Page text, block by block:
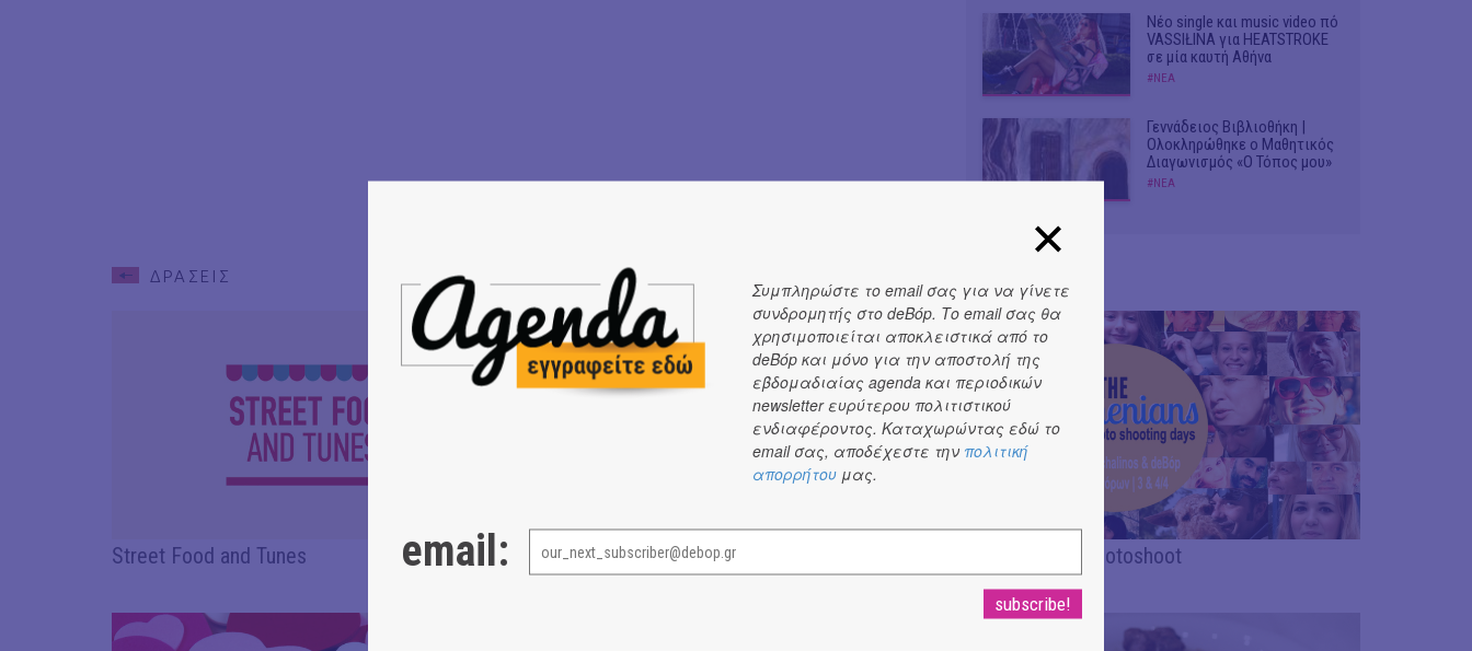
Νέο single και music video πό
VASSIŁINA για HEATSTROKE
σε μία καυτή Αθήνα
#ΝΕΑ
Γεννάδειος Βιβλιοθήκη |
Ολοκληρώθηκε ο Μαθητικός
Διαγωνισμός «Ο Τόπος μου»
#ΝΕΑ
ΔΡΑΣΕΙΣ
Street Food and Tunes Το deBόp στη Στοά Εμπόρων The Athenians photoshoot
Συμπληρώστε το email σας για να γίνετε
συνδρομητής στο deBόp. Το email σας θα
χρησιμοποιείται αποκλειστικά από το
deBόp και μόνο για την αποστολή της
εβδομαδιαίας agenda και περιοδικών
newsletter ευρύτερου πολιτιστικού
ενδιαφέροντος. Καταχωρώντας εδώ το
email σας, αποδέχεστε την πολιτική
απορρήτου μας.
email: